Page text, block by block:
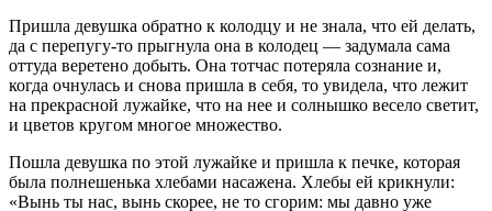
Пришла девушка обратно к колодцу и не знала, что ей делать,
да с перепугу-то прыгнула она в колодец — задумала сама
оттуда веретено добыть. Она тотчас потеряла сознание и,
когда очнулась и снова пришла в себя, то увидела, что лежит
на прекрасной лужайке, что на нее и солнышко весело светит,
и цветов кругом многое множество.
Пошла девушка по этой лужайке и пришла к печке, которая
была полнешенька хлебами насажена. Хлебы ей крикнули:
«Вынь ты нас, вынь скорее, не то сгорим: мы давно уже